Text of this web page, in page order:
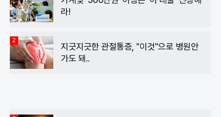
라!
2
지긋지긋한 관절통증, "이것"으로 병원안
가도 돼..